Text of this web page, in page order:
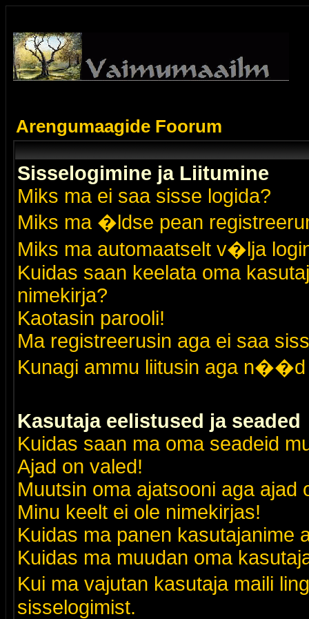
Arengumaagide Foorum
Sisselogimine ja Liitumine
Miks ma ei saa sisse logida?
Miks ma �ldse pean
Miks ma automaatselt v�lja
Kuidas saan keelata oma
nimekirja?
Kaotasin parooli!
Ma registreerusin aga ei saa
Kunagi ammu liitusin aga n��d
Kasutaja eelistused ja seaded
Kuidas saan ma oma seadeid
Ajad on valed!
Muutsin oma ajatsooni aga ajad
Minu keelt ei ole nimekirjas!
Kuidas ma panen kasutajanime
Kuidas ma muudan oma
Kui ma vajutan kasutaja maili
sisselogimist.